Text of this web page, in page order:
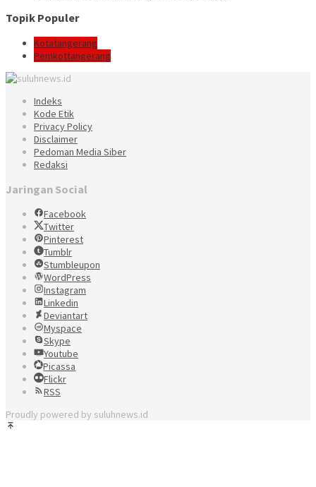
Topik Populer
Kotatangerang
Pemkottangerang
Indeks
Kode Etik
Privacy Policy
Disclaimer
Pedoman Media Siber
Redaksi
Jaringan Social
Facebook
Twitter
Pinterest
Tumblr
Stumbleupon
WordPress
Instagram
Linkedin
Deviantart
Myspace
Skype
Youtube
Picassa
Flickr
RSS
Proudly powered by suluhnews.id